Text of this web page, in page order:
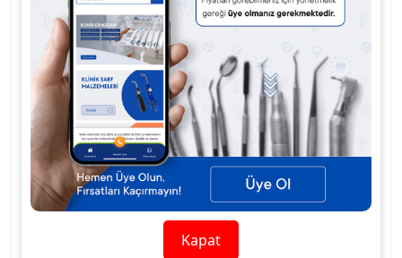
Yardımcı panel
LED reflektör
Aspirasyon sistemi
Ayak pedalı
Tükürük kasesi : cam
FOSHAN CX-7000
Kapat